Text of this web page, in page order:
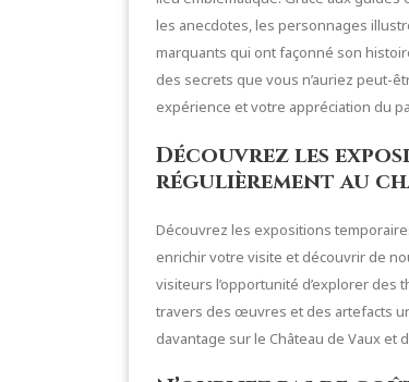
les anecdotes, les personnages
marquants qui ont façonné son
des secrets que vous n’auriez peut-
expérience et votre appréciation du
Découvrez les
régulièrement au
Découvrez les expositions
enrichir votre visite et découvrir de
visiteurs l’opportunité d’explorer des
travers des œuvres et des artefacts
davantage sur le Château de Vaux et